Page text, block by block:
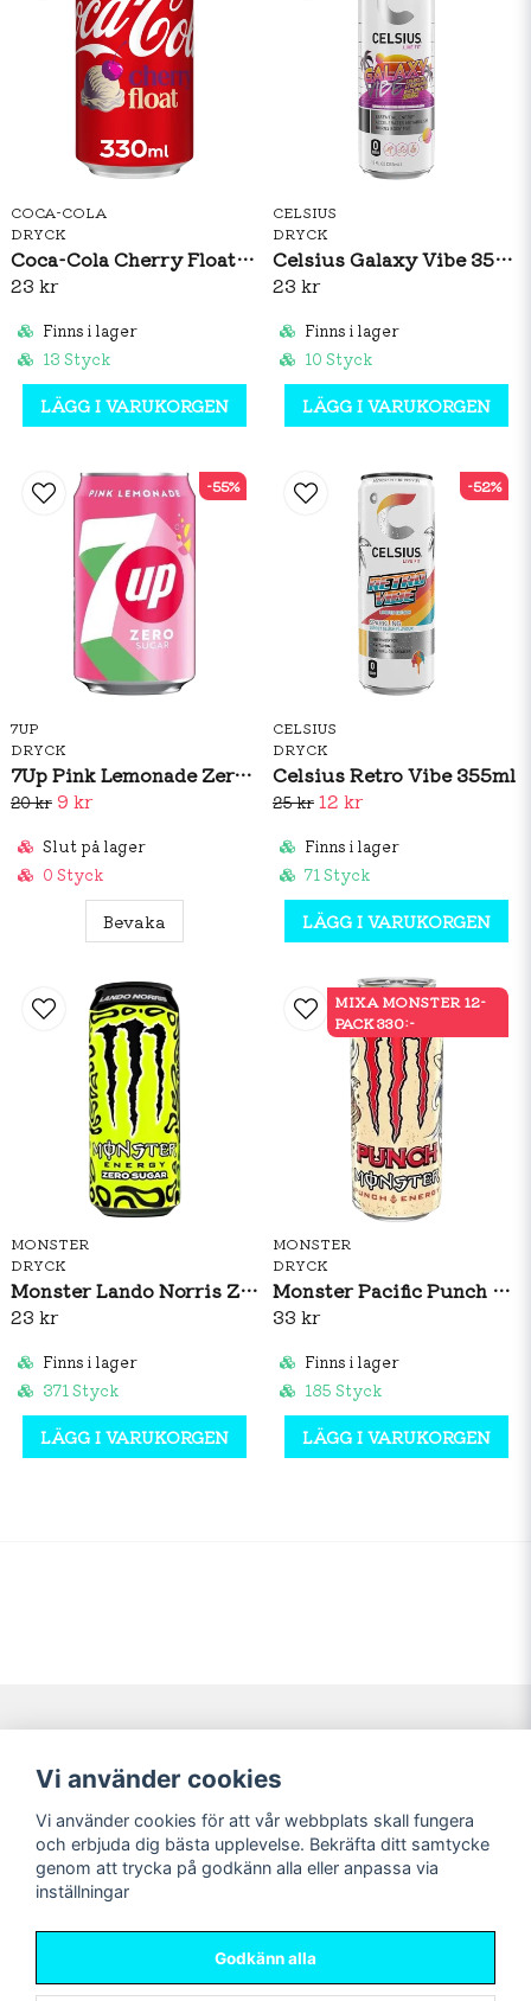
COCA-COLA
DRYCK
Coca-Cola Cherry Float 330ml
23 kr
Finns i lager
13 Styck
LÄGG I VARUKORGEN
CELSIUS
DRYCK
Celsius Galaxy Vibe 355ml
23 kr
Finns i lager
10 Styck
LÄGG I VARUKORGEN
7UP
DRYCK
7Up Pink Lemonade Zero 330ml (BF: 02/2026)
20 kr 9 kr
Slut på lager
0 Styck
Bevaka
-55%
CELSIUS
DRYCK
Celsius Retro Vibe 355ml
25 kr 12 kr
Finns i lager
71 Styck
LÄGG I VARUKORGEN
-52%
MONSTER
DRYCK
Monster Lando Norris Zero Sugar 500ml
23 kr
Finns i lager
371 Styck
LÄGG I VARUKORGEN
MONSTER
DRYCK
Monster Pacific Punch 500ml
33 kr
Finns i lager
185 Styck
LÄGG I VARUKORGEN
MIXA MONSTER 12-
PACK 330:-
Navigering
Nyheter!
Förbeställning
Mitt konto
Logga in
Registrera dig
Glömt lösenord?
Sociala medier
Vi använder cookies
Vi använder cookies för att vår webbplats skall fungera
och erbjuda dig bästa upplevelse. Bekräfta ditt samtycke
genom att trycka på godkänn alla eller anpassa via
inställningar
Godkänn alla